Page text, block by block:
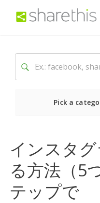
Pick a
インスタ
る方法（5
テップで